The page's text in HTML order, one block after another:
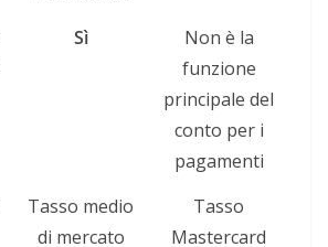
Sì
Non è la
funzione
principale del
conto per i
pagamenti
Tasso medio
di mercato
Tasso
Mastercard